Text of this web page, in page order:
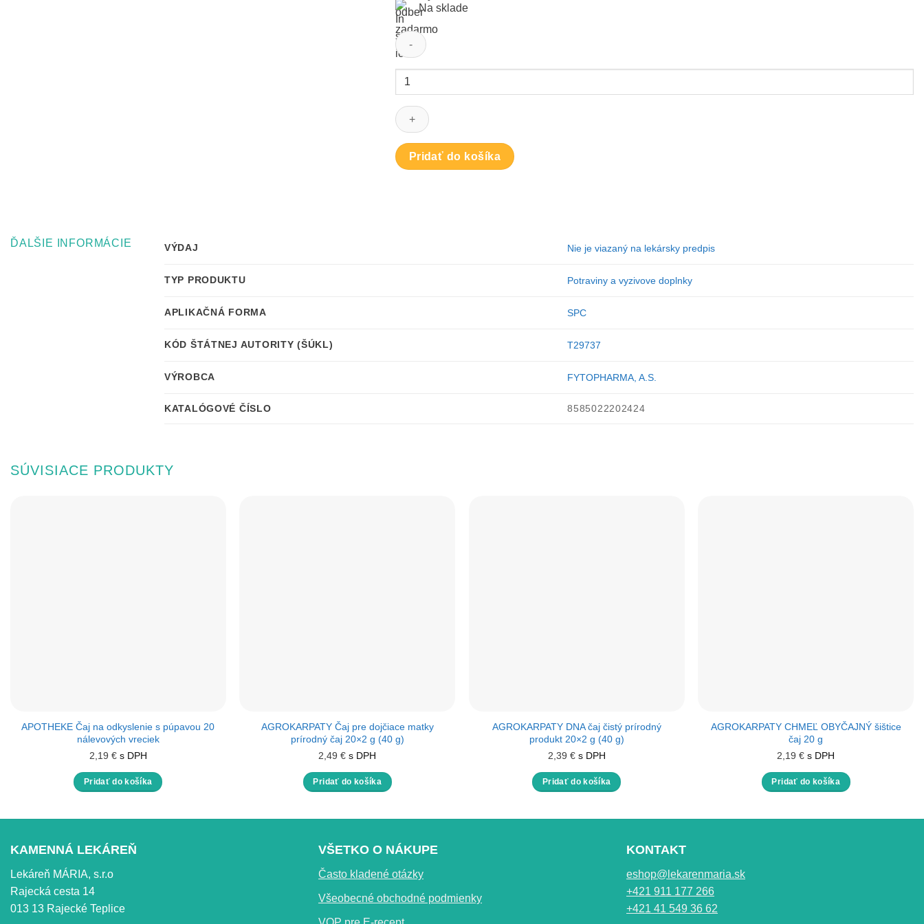
Na sklade
množstvo
RUMANČEK
SYPANÝ
čaj
1x40
Pridať do košíka
ĎALŠIE INFORMÁCIE VÝDAJ Nie je viazaný na lekársky predpis
TYP PRODUKTU Potraviny a vyzivove doplnky
APLIKAČNÁ FORMA SPC
KÓD ŠTÁTNEJ AUTORITY (ŠÚKL) T29737
VÝROBCA FYTOPHARMA, A.S.
KATALÓGOVÉ ČÍSLO 8585022202424
SÚVISIACE PRODUKTY
APOTHEKE Čaj na odkyslenie s púpavou 20
nálevových vreciek
2,19 € s DPH
Pridať do košíka
AGROKARPATY Čaj pre dojčiace matky
prírodný čaj 20×2 g (40 g)
2,49€ s DPH
Pridať do košíka
AGROKARPATY DNA čaj čistý prírodný
produkt 20×2 g (40 g)
2,39 € s DPH
Pridať do košíka
AGROKARPATY CHMEĽ OBYČAJNÝ šištice
čaj 20 g
2,19€ s DPH
Pridať do košíka
KAMENNÁ LEKÁREŇ
Lekáreň MÁRIA, s.r.o
Rajecká cesta 14
013 13 Rajecké Teplice
VŠETKO O NÁKUPE
Často kladené otázky
Všeobecné obchodné podmienky
KONTAKT
eshop@lekarenmaria.sk
+421 911 177 266
+421 41 549 36 62